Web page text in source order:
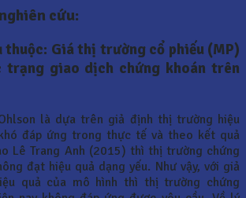
cứu:
thuộc: Giá thị trường cổ phiếu (MP)
trạng giao dịch chứng khoán trên
là dựa trên giả định thị trường hiệu
đáp ứng trong thực tế và theo kết quả
Lê Trang Anh (2015) thì thị trường chứng
đạt hiệu quả dạng yếu. Như vậy, với giả
quả của mô hình thì thị trường chứng